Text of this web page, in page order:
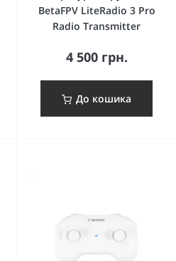
BetaFPV LiteRadio 3 Pro
Radio Transmitter
4 500 грн.
До кошика